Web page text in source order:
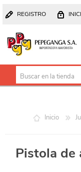
REGISTRO
Inicio
Pistola de